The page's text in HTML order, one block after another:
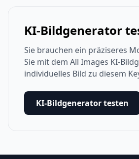
KI-Bildgenerator
Sie brauchen ein präziseres
Sie mit dem All Images KI-
individuelles Bild zu diesem
KI-Bildgenerator testen